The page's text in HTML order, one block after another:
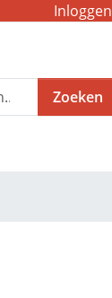
Inloggen
Zoeken